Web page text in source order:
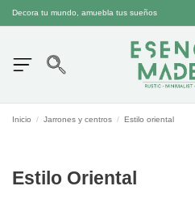
Decora tu mundo, amuebla tus sueños
Inicio Jarrones y centros Estilo oriental
Estilo Oriental